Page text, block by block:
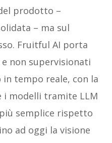
prodotto –
– ma sul
Fruitful AI porta
non supervisionati
tempo reale, con la
i modelli tramite LLM
semplice rispetto
ad oggi la visione